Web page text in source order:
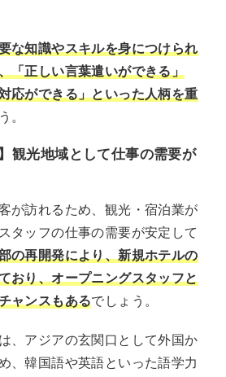
な知識やスキルを身につけられ
「正しい言葉遣いができる」
応ができる」といった人柄を重
。
観光地域として仕事の需要が
が訪れるため、観光・宿泊業が
タッフの仕事の需要が安定して
の再開発により、新規ホテルの
おり、オープニングスタッフと
ャンスもあるでしょう。
、アジアの玄関口として外国か
、韓国語や英語といった語学力